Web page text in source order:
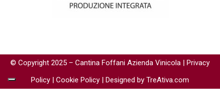
© Copyright 2025 – Cantina Foffani Azienda Vinicola | Privacy
Policy | Cookie Policy | Designed by TreAtiva.com